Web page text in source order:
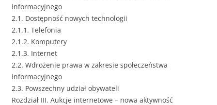
informacyjnego
2.1. Dostępność nowych technologii
2.1.1. Telefonia
2.1.2. Komputery
2.1.3. Internet
2.2. Wdrożenie prawa w zakresie społeczeństwa
informacyjnego
2.3. Powszechny udział obywateli
Rozdział III. Aukcje internetowe – nowa aktywność